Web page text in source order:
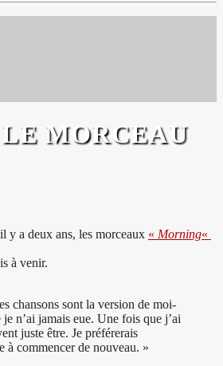
MORCEAU
il y a deux ans, les morceaux « Morning«
à venir.
chansons sont la version de moi-
n’ai jamais eue. Une fois que j’ai
juste être. Je préférerais
à commencer de nouveau. »